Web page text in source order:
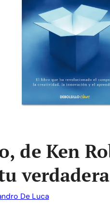
de Ken
De Luca